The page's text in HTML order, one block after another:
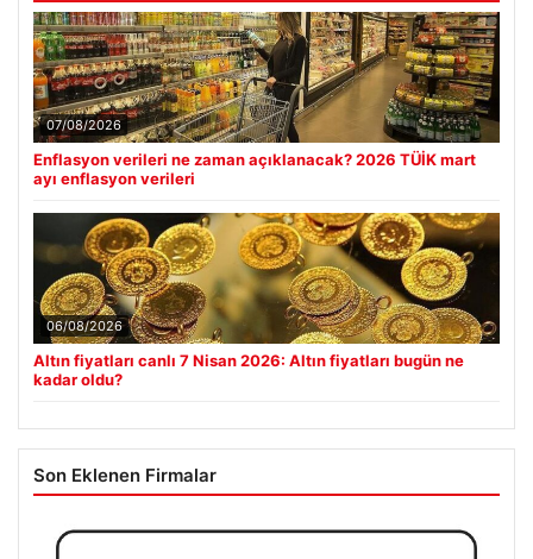
07/08/2026
Enflasyon verileri ne zaman açıklanacak? 2026 TÜİK mart
ayı enflasyon verileri
06/08/2026
Altın fiyatları canlı 7 Nisan 2026: Altın fiyatları bugün ne
kadar oldu?
Son Eklenen Firmalar